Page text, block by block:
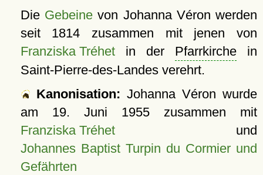
Die Gebeine von Johanna Véron werden
seit 1814 zusammen mit jenen von
Franziska Tréhetin der Pfarrkirchein
Saint-Pierre-des-Landes verehrt.
Kanonisation: Johanna Véron wurde
am 19. Juni 1955zusammen mit
Franziska Tréhetund
Johannes Baptist Turpin du Cormier und
Gefährten